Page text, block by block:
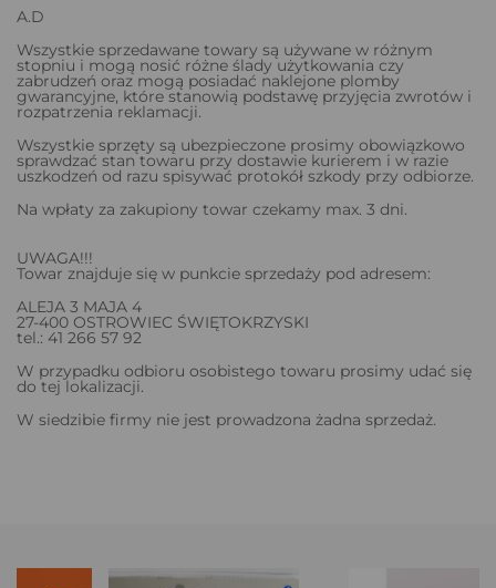
A.D
Wszystkie sprzedawane towary są używane w różnym
stopniu i mogą nosić różne ślady użytkowania czy
zabrudzeń oraz mogą posiadać naklejone plomby
gwarancyjne, które stanowią podstawę przyjęcia zwrotów i
rozpatrzenia reklamacji.
Wszystkie sprzęty są ubezpieczone prosimy obowiązkowo
sprawdzać stan towaru przy dostawie kurierem i w razie
uszkodzeń od razu spisywać protokół szkody przy odbiorze.
Na wpłaty za zakupiony towar czekamy max. 3 dni.
UWAGA!!!
Towar znajduje się w punkcie sprzedaży pod adresem:
ALEJA 3 MAJA 4
27-400 OSTROWIEC ŚWIĘTOKRZYSKI
tel.: 41 266 57 92
W przypadku odbioru osobistego towaru prosimy udać się
do tej lokalizacji.
W siedzibie firmy nie jest prowadzona żadna sprzedaż.